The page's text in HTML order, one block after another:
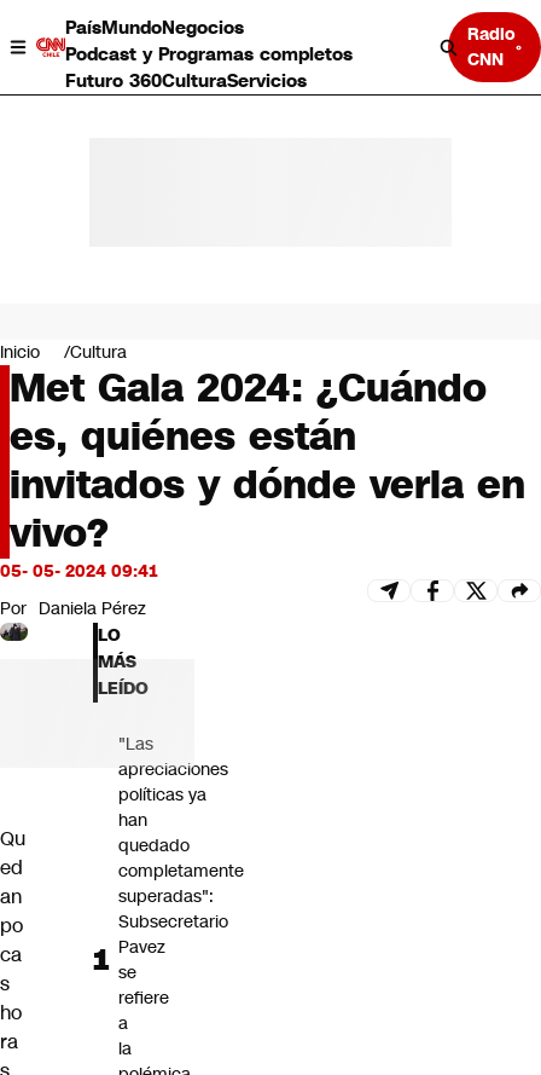
PaísMundoNegocios
Podcast y Programas completos
Futuro 360CulturaServicios
Radio
CNN
Negocios
Deportes
Programas completos
Cultura
Servicios
Bits
CNN tiempo
Futuro 360
Inicio Cultura
Met Gala 2024: ¿Cuándo
es, quiénes están
invitados y dónde verla en
vivo?
05- 05- 2024 09:41
Por Daniela Pérez
Qu
ed
an
po
ca
s
ho
ra
LO
MÁS
LEÍDO
"Las
apreciaciones
políticas ya
han
quedado
completamente
superadas":
Subsecretario
Pavez
se
refiere
a
la